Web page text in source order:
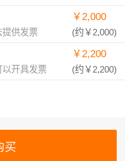
提供发票
￥2,000
(约￥2,000)
以开具发票
￥2,200
(约￥2,200)